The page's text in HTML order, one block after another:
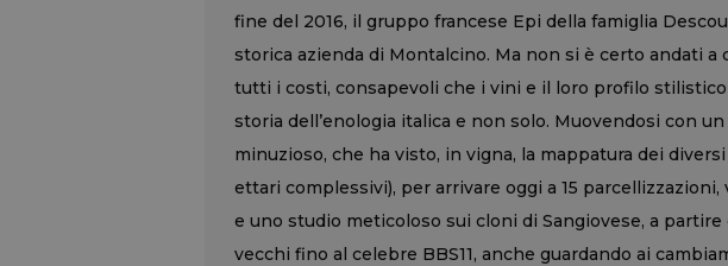
fine del 2016, il gruppo francese Epi della famiglia
storica azienda di Montalcino. Ma non si è certo andati a
tutti i costi, consapevoli che i vini e il loro profilo
storia dell’enologia italica e non solo. Muovendosi con
minuzioso, che ha visto, in vigna, la mappatura dei
ettari complessivi), per arrivare oggi a 15
e uno studio meticoloso sui cloni di Sangiovese, a
vecchi fino al celebre BBS11, anche guardando ai